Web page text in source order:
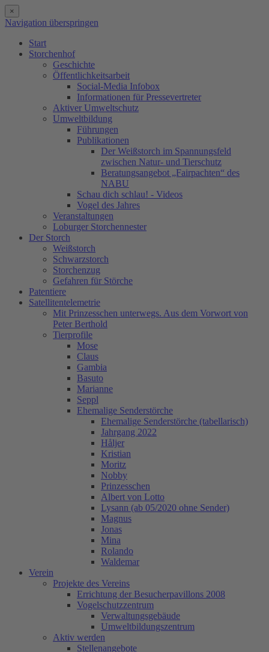
×
Navigation überspringen
Start
Storchenhof
Geschichte
Öffentlichkeitsarbeit
Social-Media Infobox
Informationen für Pressevertreter
Aktiver Umweltschutz
Umweltbildung
Führungen
Publikationen
Der Weißstorch im Spannungsfeld
zwischen Natur- und Tierschutz
Beratungsangebot „Fairpachten“ des
NABU
Schau dich schlau! - Videos
Vogel des Jahres
Veranstaltungen
Loburger Storchennester
Der Storch
Weißstorch
Schwarzstorch
Storchenzug
Gefahren für Störche
Patentiere
Satellitentelemetrie
Mit Prinzesschen unterwegs. Aus dem Vorwort von
Peter Berthold
Tierprofile
Mose
Claus
Gambia
Basuto
Marianne
Seppl
Ehemalige Senderstörche
Ehemalige Senderstörche (tabellarisch)
Jahrgang 2022
Håljer
Kristian
Moritz
Nobby
Prinzesschen
Albert von Lotto
Lysann (ab 05/2020 ohne Sender)
Magnus
Jonas
Mina
Rolando
Waldemar
Verein
Projekte des Vereins
Errichtung der Besucherpavillons 2008
Vogelschutzzentrum
Verwaltungsgebäude
Umweltbildungszentrum
Aktiv werden
Stellenangebote